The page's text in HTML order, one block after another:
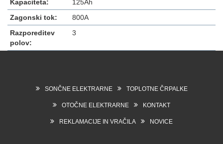
Kapaciteta:
125Ah
Zagonski tok:
800A
Razporeditev
polov:
3
SONČNE ELEKTRARNE TOPLOTNE ČRPALKE
OTOČNE ELEKTRARNE KONTAKT
REKLAMACIJE IN VRAČILA NOVICE